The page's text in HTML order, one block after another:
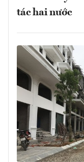
tác hai nước